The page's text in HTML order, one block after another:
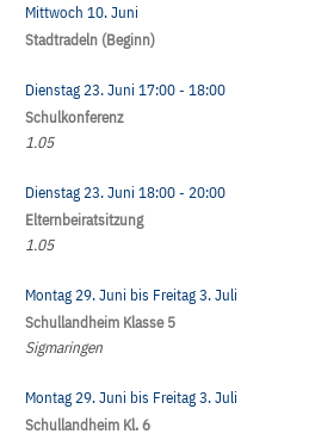
Mittwoch 10. Juni
Stadtradeln (Beginn)
Dienstag 23. Juni 17:00- 18:00
Schulkonferenz
1.05
Dienstag 23. Juni 18:00- 20:00
Elternbeiratsitzung
1.05
Montag 29. Juni bis Freitag 3. Juli
Schullandheim Klasse 5
Sigmaringen
Montag 29. Juni bis Freitag 3. Juli
Schullandheim Kl. 6